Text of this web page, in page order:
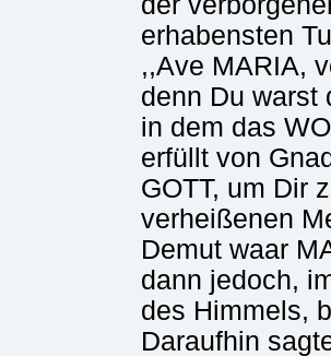
erhabensten
,,Ave MARIA,
denn Du warst
in dem das
erfüllt von
GOTT, um Dir
verheißenen
Demut waar
dann jedoch,
des Himmels,
Daraufhin